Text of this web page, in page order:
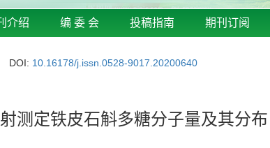
介绍 编 委 会 投稿指南 期刊订阅
DOI: 10.16178/j.issn.0528-9017.20200640
测定铁皮石斛多糖分子量及其分布